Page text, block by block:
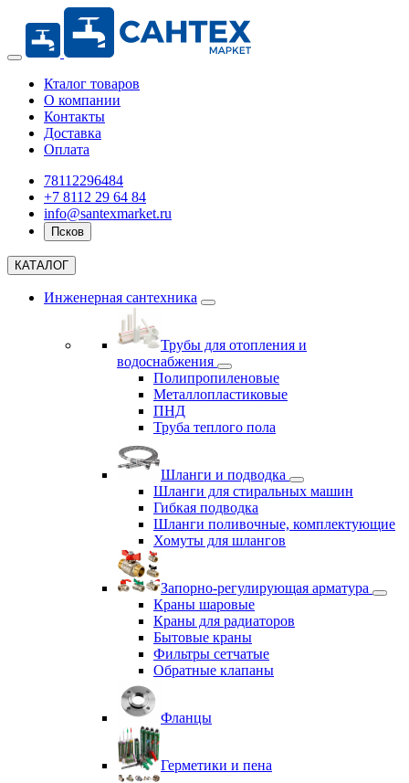
Кталог товаров
О компании
Контакты
Доставка
Оплата
78112296484
+7 8112 29 64 84
info@santexmarket.ru
Псков
КАТАЛОГ
Инженерная сантехника
Трубы для отопления и
водоснабжения
Полипропиленовые
Металлопластиковые
ПНД
Труба теплого пола
Шланги и подводка
Шланги для стиральных машин
Гибкая подводка
Шланги поливочные, комплектующие
Хомуты для шлангов
Запорно-регулирующая арматура
Краны шаровые
Краны для радиаторов
Бытовые краны
Фильтры сетчатые
Обратные клапаны
Фланцы
Герметики и пена